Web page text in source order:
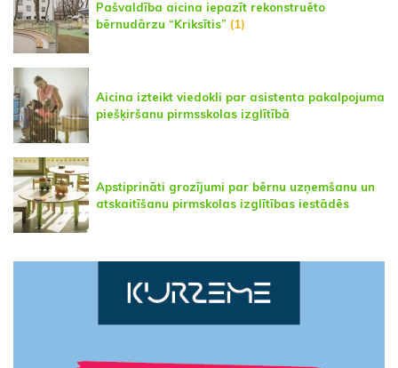
Pašvaldība aicina iepazīt rekonstruēto
bērnudārzu “Kriksītis” (1)
Aicina izteikt viedokli par asistenta pakalpojuma
piešķiršanu pirmsskolas izglītībā
Apstiprināti grozījumi par bērnu uzņemšanu un
atskaitīšanu pirmskolas izglītības iestādēs